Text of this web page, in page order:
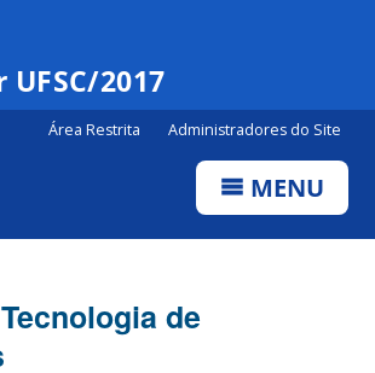
2017
Área Restrita Administradores do Site
MENU
de